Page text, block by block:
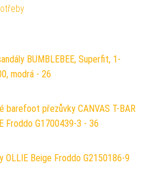
BUMBLEBEE, Superfit, 1-
modrá - 26
barefoot přezůvky CANVAS T-BAR
Froddo G1700439-3 - 36
OLLIE Beige Froddo G2150186-9